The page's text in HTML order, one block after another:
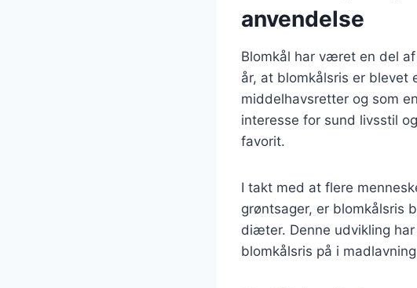
anvendelse
Blomkål har været en del
år, at blomkålsris er blevet
middelhavsretter og som
interesse for sund livsstil
favorit.
I takt med at flere
grøntsager, er blomkålsris
diæter. Denne udvikling
blomkålsris på i